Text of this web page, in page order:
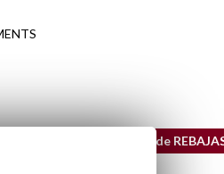
REMATE de